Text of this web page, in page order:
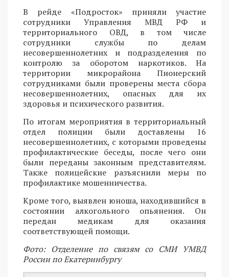
В рейде «Подросток» приняли участие
сотрудники Управления МВД РФ и
территориального ОВД, в том числе
сотрудники службы по делам
несовершеннолетних и подразделения по
контролю за оборотом наркотиков. На
территории микрорайона Пионерский
сотрудниками были проверены места сбора
несовершеннолетних, опасных для их
здоровья и психического развития.
По итогам мероприятия в территориальный
отдел полиции были доставлены 16
несовершеннолетних, с которыми проведены
профилактические беседы, после чего они
были переданы законным представителям.
Также полицейские разъяснили меры по
профилактике мошенничества.
Кроме того, выявлен юноша, находившийся в
состоянии алкогольного опьянения. Он
передан медикам для оказания
соответствующей помощи.
Фото: Отделение по связям со СМИ УМВД
России по Екатеринбургу